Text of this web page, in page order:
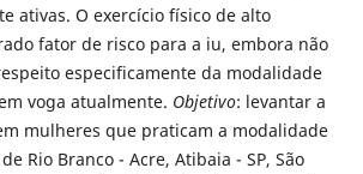
ativas. O exercício físico de alto
fator de risco para a iu, embora não
especificamente da modalidade
voga atualmente. Objetivo: levantar a
mulheres que praticam a modalidade
Rio Branco - Acre, Atibaia - SP, São